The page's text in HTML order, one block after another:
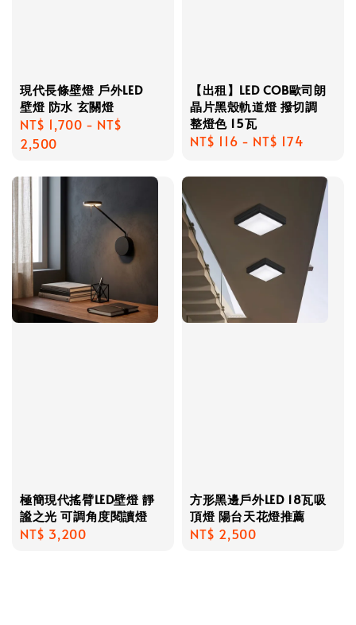
現代長條壁燈 戶外LED
壁燈 防水 玄關燈
Regular
price
NT$ 1,700 - NT$
2,500
【出租】LED COB歐司朗
晶片黑殼軌道燈 撥切調
整燈色 15瓦
Regular
NT$ 116 - NT$ 174
極簡現代搖臂LED壁燈 靜
謐之光 可調角度閱讀燈
Regular
NT$ 3,200
方形黑邊戶外LED 18瓦吸
頂燈 陽台天花燈推薦
Regular
NT$ 2,500